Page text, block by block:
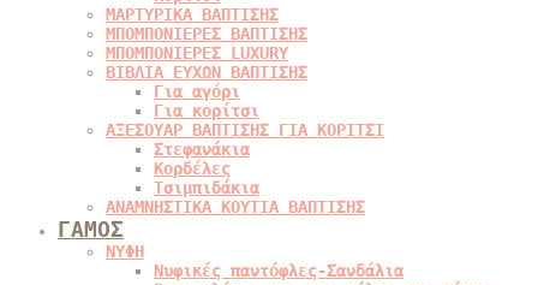
ΜΑΡΤΥΡΙΚΑ ΒΑΠΤΙΣΗΣ
ΜΠΟΜΠΟΝΙΕΡΕΣ ΒΑΠΤΙΣΗΣ
ΜΠΟΜΠΟΝΙΕΡΕΣ LUXURY
ΒΙΒΛΙΑ ΕΥΧΩΝ ΒΑΠΤΙΣΗΣ
Για αγόρι
Για κορίτσι
ΑΞΕΣΟΥΑΡ ΒΑΠΤΙΣΗΣ ΓΙΑ ΚΟΡΙΤΣΙ
Στεφανάκια
Κορδέλες
Τσιμπιδάκια
ΑΝΑΜΝΗΣΤΙΚΑ ΚΟΥΤΙΑ ΒΑΠΤΙΣΗΣ
ΓΑΜΟΣ
ΝΥΦΗ
Νυφικές παντόφλες-Σανδάλια